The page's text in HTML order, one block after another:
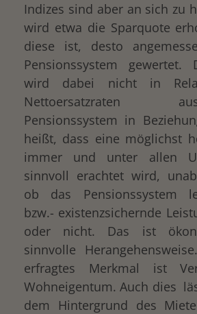
Indizes sind aber an sich zu
wird etwa die Sparquote
diese ist, desto
Pensionssystem gewertet.
wird dabei nicht in
Nettoersatzraten
Pensionssystem in
heißt, dass eine möglichst
immer und unter allen
sinnvoll erachtet wird,
ob das Pensionssystem
bzw.- existenzsichernde
oder nicht. Das ist
sinnvolle
erfragtes Merkmal ist
Wohneigentum. Auch dies
dem Hintergrund des
drucken